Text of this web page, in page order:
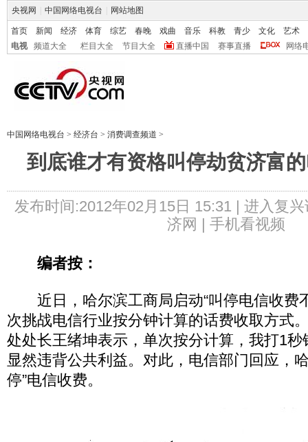
央视网 中国网络电视台 网站地图
首页 新闻 经济 体育 综艺 春晚 戏曲 音乐 科教 青少 文化
艺术
电视
频道大全 栏目大全 节目大全 直播中国 赛事直播 网络
中国网络电视台 > 经济台 > 消费调查频道 >
到底谁才有资格叫停劫贫济富
发布时间:2012年02月15日 15:31 | 进入复兴
济网 | 手机看视频
编者按：
近日，哈尔滨工商局启动“叫停电信收费
次挑战电信行业按分钟计算的话费收取方式
处处长王绪坤表示，单次按分计算，我打1
显然违背公共利益。对此，电信部门回应，
停”电信收费。